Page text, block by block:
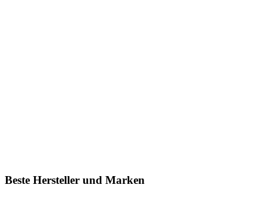
Beste Hersteller und Marken